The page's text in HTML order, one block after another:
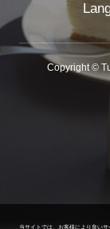
Copyright ©
当サイトでは、お客様により良い